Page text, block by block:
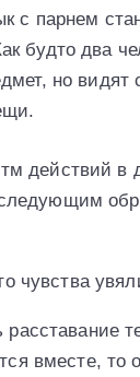
с парнем
будто два
но видят
действий в
чувства
расставание
вместе, то